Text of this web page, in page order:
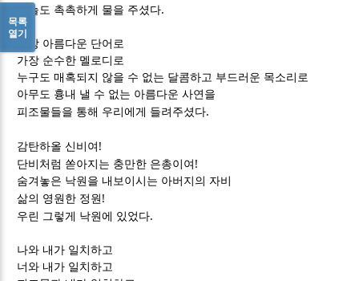
오늘도 촉촉하게 물을 주셨다.
가장 아름다운 단어로
가장 순수한 멜로디로
누구도 매혹되지 않을 수 없는 달콤하고 부드러운 목소리로
아무도 흉내 낼 수 없는 아름다운 사연을
피조물들을 통해 우리에게 들려주셨다.
감탄하올 신비여 !
단비처럼 쏟아지는 충만한 은총이여 !
숨겨놓은 낙원을 내보이시는 아버지의 자비
삶의 영원한 정원 !
우린 그렇게 낙원에 있었다.
나와 내가 일치하고
너와 내가 일치하고
목록
열기